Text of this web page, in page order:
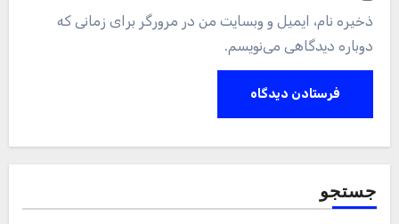
ذخیره نام، ایمیل و وبسایت من در مرورگر برای زمانی که
دوباره دیدگاهی می‌نویسم.
جستجو